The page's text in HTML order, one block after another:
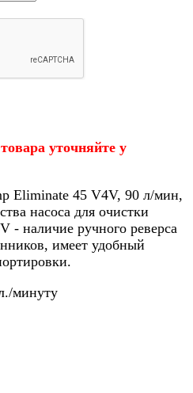
уточняйте у
Eliminate 45 V4V, 90 л/мин,
насоса для очистки
- наличие ручного реверса
имеет удобный
минуту